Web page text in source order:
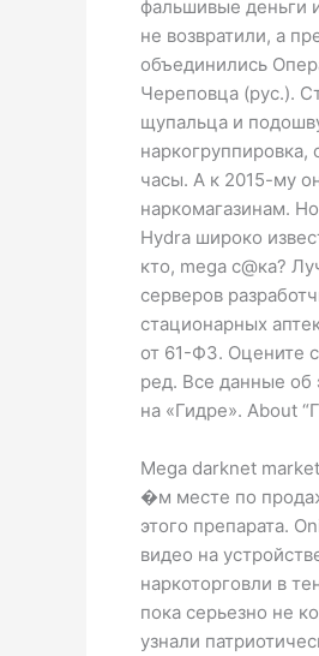
фальшивые деньги
не возвратили, а
объединились
Череповца (рус.).
щупальца и
часы. А к 2015-му
наркомагазинам.
Hydra широко
кто, mega с@ка?
серверов
стационарных
от 61-ФЗ. Оцените
ред. Все данные об
на «Гидре». About
Mega darknet
�м месте по
этого препарата.
видео на
наркоторговли в
пока серьезно не
узнали